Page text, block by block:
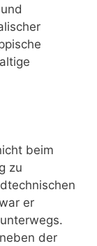
beim
zu
er
der